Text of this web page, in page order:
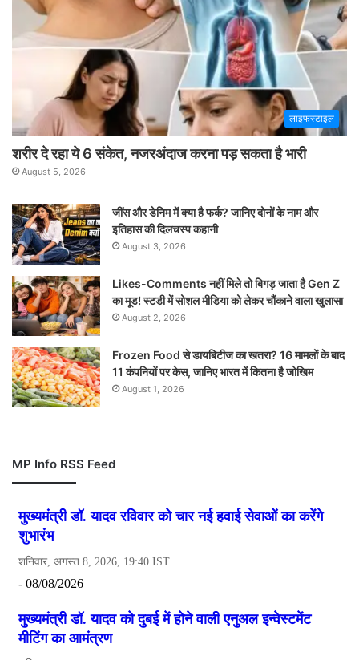
लाइफस्टाइल
शरीर दे रहा ये 6 संकेत, नजरअंदाज करना पड़ सकता है भारी
August 5, 2026
जींस और डेनिम में क्या है फर्क? जानिए दोनों के नाम और
इतिहास की दिलचस्प कहानी
August 3, 2026
Likes-Comments नहीं मिले तो बिगड़ जाता है Gen Z
का मूड! स्टडी में सोशल मीडिया को लेकर चौंकाने वाला खुलासा
August 2, 2026
Frozen Food से डायबिटीज का खतरा? 16 मामलों के बाद
11 कंपनियों पर केस, जानिए भारत में कितना है जोखिम
August 1, 2026
MP Info RSS Feed